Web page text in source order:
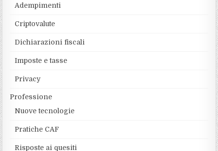
Adempimenti
Criptovalute
Dichiarazioni fiscali
Imposte e tasse
Privacy
Professione
Nuove tecnologie
Pratiche CAF
Risposte ai quesiti